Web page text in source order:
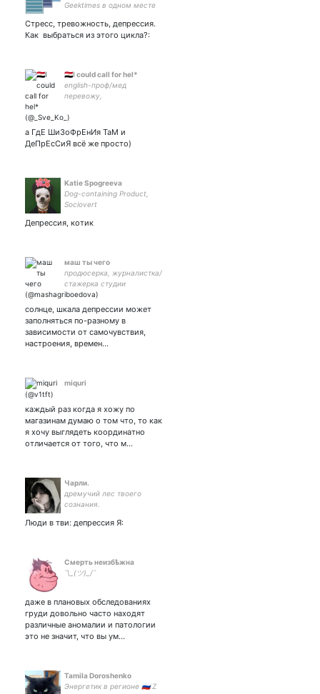
Geektimes в одном месте
Стресс, тревожность, депрессия.
Как выбраться из этого цикла?:
🇪🇬I could call for hel*
english-проф/мед
перевожу,
научред. Seo-рус/мед
пишу. Девочка из хорошего
района.
а ГдЕ ШиЗоФрЕнИя ТаМ и
ДеПрЕсСиЯ всё же просто)
Katie Spogreeva
Dog-containing Product,
Sociovert
Депрессия, котик
маш ты чего
продюсерка, журналистка/
стажерка студии
подкастов «Техника речи»/
журфак мгу/bisexual queen/
she/her 🕊
солнце, шкала депрессии может
заполняться по-разному в
зависимости от самочувствия,
настроения, времен…
miquri
каждый раз когда я хожу по
магазинам думаю о том что, то как
я хочу выглядеть координатно
отличается от того, что м…
Чарли.
дремучий лес твоего
сознания.
Люди в тви: депрессия Я:
Смерть неизбѣжна
¯\_(ツ)_/¯
даже в плановых обследованиях
груди довольно часто находят
различные аномалии и патологии
это не значит, что вы ум…
Tamila Doroshenko
Энергетик в регионе 🇷🇺 Z